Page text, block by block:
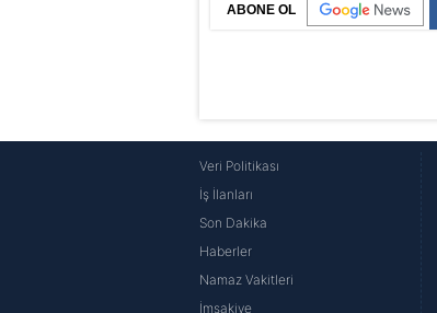
ABONE OL
Veri Politikası
İş İlanları
Son Dakika
Haberler
Namaz Vakitleri
İmsakiye